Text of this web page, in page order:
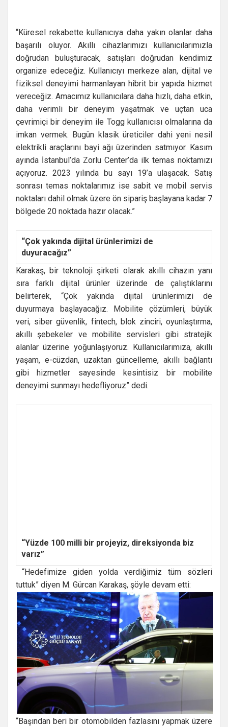
“Küresel rekabette kullanıcıya daha yakın olanlar daha
başarılı oluyor. Akıllı cihazlarımızı kullanıcılarımızla
doğrudan buluşturacak, satışları doğrudan kendimiz
organize edeceğiz. Kullanıcıyı merkeze alan, dijital ve
fiziksel deneyimi harmanlayan hibrit bir yapıda hizmet
vereceğiz. Amacımız kullanıcılara daha hızlı, daha etkin,
daha verimli bir deneyim yaşatmak ve uçtan uca
çevrimiçi bir deneyim ile Togg kullanıcısı olmalarına da
imkan vermek. Bugün klasik üreticiler dahi yeni nesil
elektrikli araçlarını bayi ağı üzerinden satmıyor. Kasım
ayında İstanbul’da Zorlu Center’da ilk temas noktamızı
açıyoruz. 2023 yılında bu sayı 19’a ulaşacak. Satış
sonrası temas noktalarımız ise sabit ve mobil servis
noktaları dahil olmak üzere ön sipariş başlayana kadar 7
bölgede 20 noktada hazır olacak.”
“Çok yakında dijital ürünlerimizi de
duyuracağız”
Karakaş, bir teknoloji şirketi olarak akıllı cihazın yanı
sıra farklı dijital ürünler üzerinde de çalıştıklarını
belirterek, “Çok yakında dijital ürünlerimizi de
duyurmaya başlayacağız. Mobilite çözümleri, büyük
veri, siber güvenlik, fintech, blok zinciri, oyunlaştırma,
akıllı şebekeler ve mobilite servisleri gibi stratejik
alanlar üzerine yoğunlaşıyoruz. Kullanıcılarımıza, akıllı
yaşam, e-cüzdan, uzaktan güncelleme, akıllı bağlantı
gibi hizmetler sayesinde kesintisiz bir mobilite
deneyimi sunmayı hedefliyoruz” dedi.
“Yüzde 100 milli bir projeyiz, direksiyonda biz
varız”
“Hedefimize giden yolda verdiğimiz tüm sözleri
tuttuk” diyen M. Gürcan Karakaş, şöyle devam etti:
“Başından beri bir otomobilden fazlasını yapmak üzere